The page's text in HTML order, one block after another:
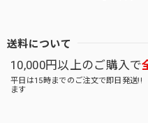
送料について
10,000円以上のご購入で
平日は15時までのご注文で即日発送
ます